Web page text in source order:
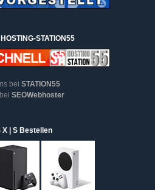
STATION55
bei STATION55
SEOWebhoster
X | S Bestellen